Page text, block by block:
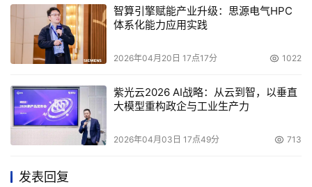
智算引擎赋能产业升级：思源电气HPC
体系化能力应用实践
2026年04月20日 17点17分 1022
紫光云2026 AI战略：从云到智，以垂直
大模型重构政企与工业生产力
2026年04月03日 17点49分 713
发表回复